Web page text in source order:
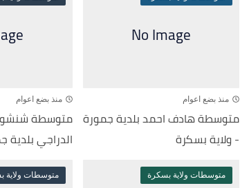
منذ بضع اعوام
متوسطة هادف احمد بلدية جمورة
- ولاية بسكرة
منذ بضع اعوام
متوسطة
الدراجي بلدية
متوسطات ولاية بسكرة متوسطات ولاية